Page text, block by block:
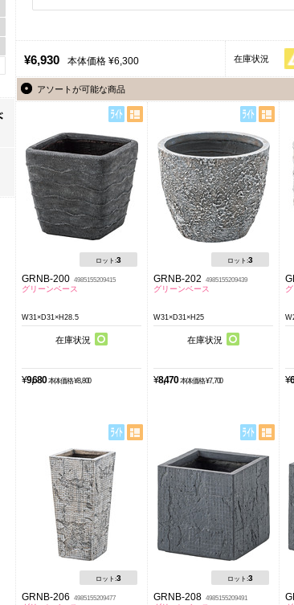
¥6,930 本体価格 ¥6,300 在庫状況
アソートが可能な商品
ロット:3
GRNB-200 4985155209415
グリーンベース
W31×D31×H28.5
在庫状況
¥9,680 本体価格 ¥8,800
ロット:3
GRNB-202 4985155209439
グリーンベース
W31×D31×H25
在庫状況
¥8,470 本体価格 ¥7,700 ¥
ロット:3
GRNB-206 4985155209477
ロット:3
GRNB-208 4985155209491